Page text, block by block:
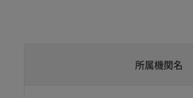
所属機関名